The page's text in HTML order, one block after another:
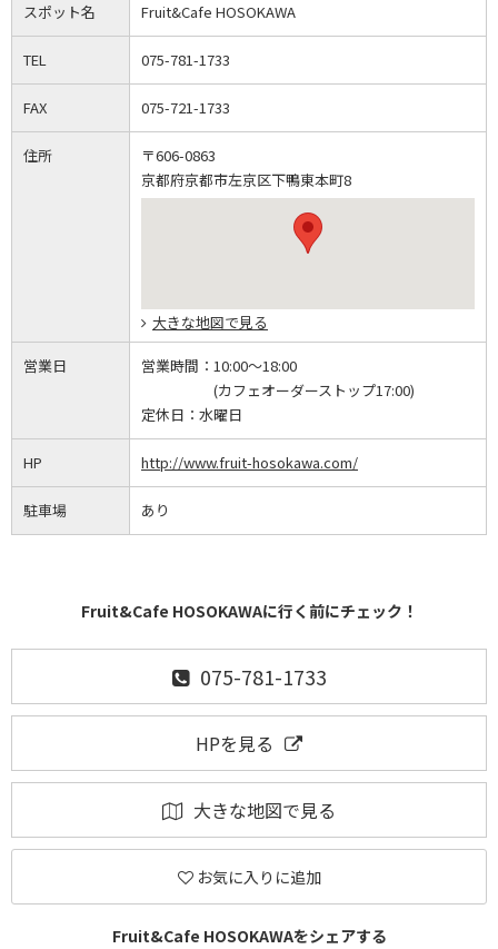
スポット名 Fruit&Cafe HOSOKAWA
TEL 075-781-1733
FAX 075-721-1733
住所
〒606-0863
京都府京都市左京区下鴨東本町8
大きな地図で見る
営業日 営業時間： 10:00～18:00
(カフェオーダーストップ17:00)
定休日： 水曜日
HP http://www.fruit-hosokawa.com/
駐車場 あり
Fruit&Cafe HOSOKAWAに行く前にチェック！
075-781-1733
HPを見る
大きな地図で見る
お気に入りに追加
Fruit&Cafe HOSOKAWAをシェアする